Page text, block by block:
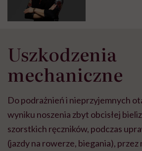
Uszkodzenia
mechaniczne
Do podrażnień i nieprzyjemnych
wyniku noszenia zbyt obcisłej
szorstkich ręczników, podczas
(jazdy na rowerze, biegania),